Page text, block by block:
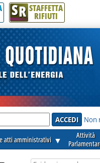
SR STAFFETTA
RIFIUTI
Non
atti amministrativi ▼
Attività